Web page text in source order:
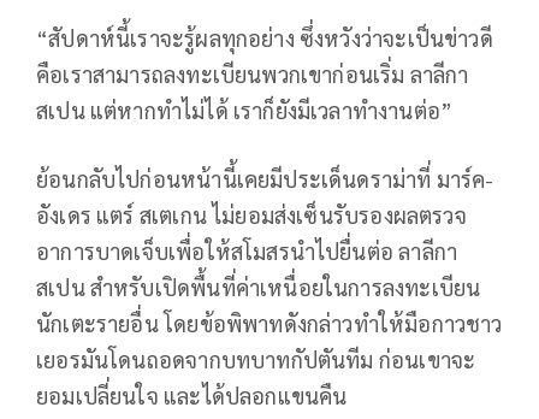
“สัปดาห์นี้เราจะรู้ผลทุกอย่าง ซึ่งหวังว่าจะเป็นข่าวดี
คือเราสามารถลงทะเบียนพวกเขาก่อนเริ่ม ลาลีกา
สเปน แต่หากทำไม่ได้ เราก็ยังมีเวลาทำงานต่อ”
ย้อนกลับไปก่อนหน้านี้เคยมีประเด็นดราม่าที่ มาร์ค-
อังเดร แตร์ สเตเกน ไม่ยอมส่งเซ็นรับรองผลตรวจ
อาการบาดเจ็บเพื่อให้สโมสรนำไปยื่นต่อ ลาลีกา
สเปน สำหรับเปิดพื้นที่ค่าเหนื่อยในการลงทะเบียน
นักเตะรายอื่น โดยข้อพิพาทดังกล่าวทำให้มือกาวชาว
เยอรมันโดนถอดจากบทบาทกัปตันทีม ก่อนเขาจะ
ยอมเปลี่ยนใจ และได้ปลอกแขนคืน